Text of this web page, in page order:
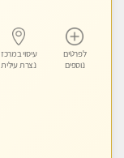
לפרטים
נוספים
עיסוי במרכז
נצרת עילית